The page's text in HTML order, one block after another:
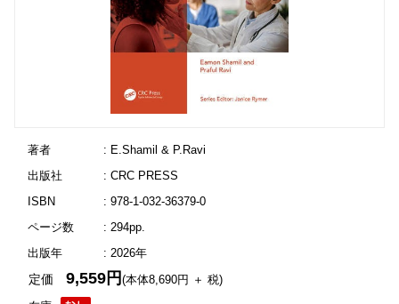
著者
: E.Shamil & P.Ravi
出版社
: CRC PRESS
ISBN
: 978-1-032-36379-0
ページ数
: 294pp.
出版年
: 2026年
定価9,559円(本体8,690円 ＋ 税)